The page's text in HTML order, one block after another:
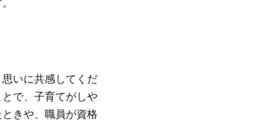
いに共感してくだ
で、子育てがしや
きや、職員が資格